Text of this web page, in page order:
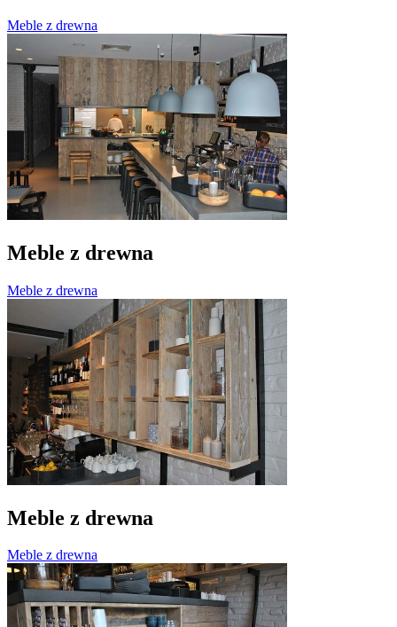
Meble z drewna
Meble z drewna
Meble z drewna
Meble z drewna
Meble z drewna